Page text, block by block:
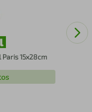
15x28cm